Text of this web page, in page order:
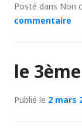
Posté dans Non
commentaire
le
Publié le 2 mars